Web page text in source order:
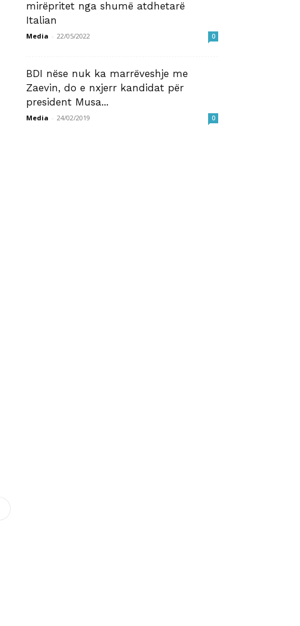
mirëpritet nga shumë atdhetarë
Italian
Media - 22/05/2022 0
BDI nëse nuk ka marrëveshje me
Zaevin, do e nxjerr kandidat për
president Musa...
Media - 24/02/2019 0